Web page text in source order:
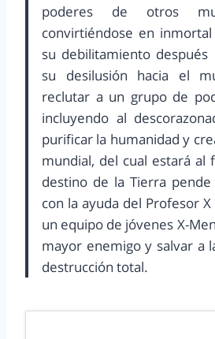
poderes de otros
convirtiéndose en
su debilitamiento
su desilusión hacia el
reclutar a un grupo de
incluyendo al
purificar la humanidad y
mundial, del cual estará al
destino de la Tierra
con la ayuda del Profesor
un equipo de jóvenes X-
mayor enemigo y salvar a
destrucción total.